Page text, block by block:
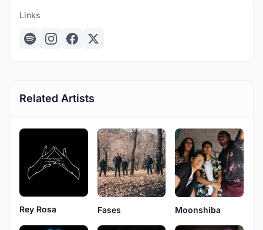
Links
Related Artists
Rey Rosa Fases Moonshiba